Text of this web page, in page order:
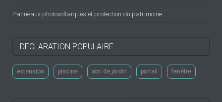
Panneaux photovoltaïques et protection du patrimoine ...
DECLARATION POPULAIRE
extension piscine abri de jardin portail fenêtre